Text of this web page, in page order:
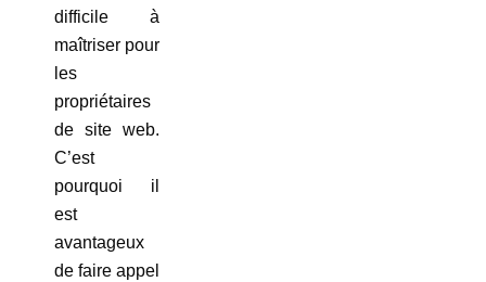
difficile à
maîtriser pour
les
propriétaires
de site web.
C’est
pourquoi il
est
avantageux
de faire appel